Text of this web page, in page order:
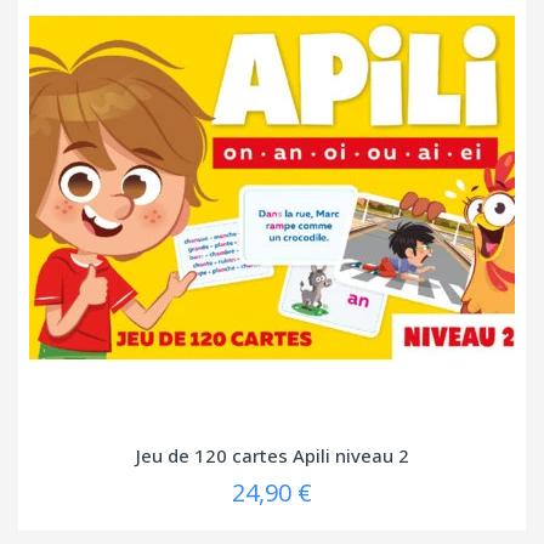
Jeu de 120 cartes Apili niveau 2
24,90 €